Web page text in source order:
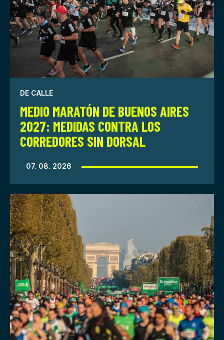
DE CALLE
MEDIO MARATÓN DE BUENOS AIRES
2027: MEDIDAS CONTRA LOS
CORREDORES SIN DORSAL
07. 08. 2026